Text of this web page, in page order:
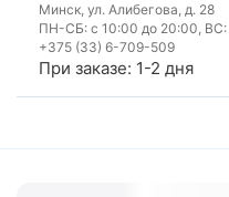
Минск, ул. Алибегова, д. 28
ПН-СБ: с 10:00 до 20:00, ВС:
+375 (33) 6-709-509
При заказе: 1-2 дня